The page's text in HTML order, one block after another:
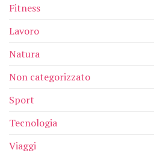
Fitness
Lavoro
Natura
Non categorizzato
Sport
Tecnologia
Viaggi